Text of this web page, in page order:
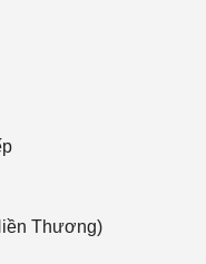
Thương)